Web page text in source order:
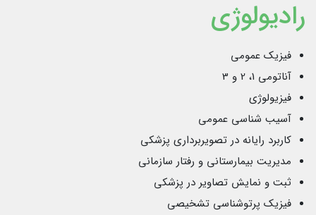
رادیولوژی
فیزیک عمومی
آناتومی 1، 2 و 3
فیزیولوژی
آسیب شناسی عمومی
کاربرد رایانه در تصویربرداری پزشکی
مدیریت بیمارستانی و رفتار سازمانی
ثبت و نمایش تصاویر در پزشکی
فیزیک پرتوشناسی تشخیصی